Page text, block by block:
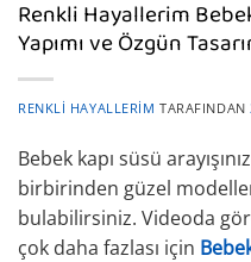
Renkli Hayallerim
Yapımı ve Özgün
RENKLI HAYALLERIM TARAFINDAN
Bebek kapı süsü
birbirinden güzel
bulabilirsiniz. Videoda
çok daha fazlası için